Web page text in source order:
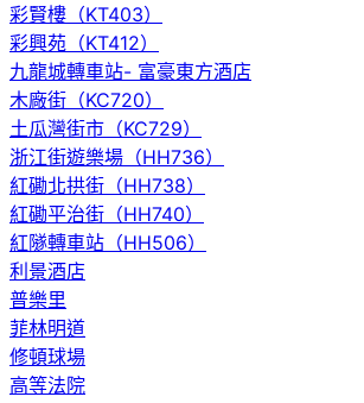
彩賢樓（KT403）
彩興苑（KT412）
九龍城轉車站- 富豪東方酒店
木廠街（KC720）
土瓜灣街市（KC729）
浙江街遊樂場（HH736）
紅磡北拱街（HH738）
紅磡平治街（HH740）
紅隧轉車站（HH506）
利景酒店
普樂里
菲林明道
修頓球場
高等法院